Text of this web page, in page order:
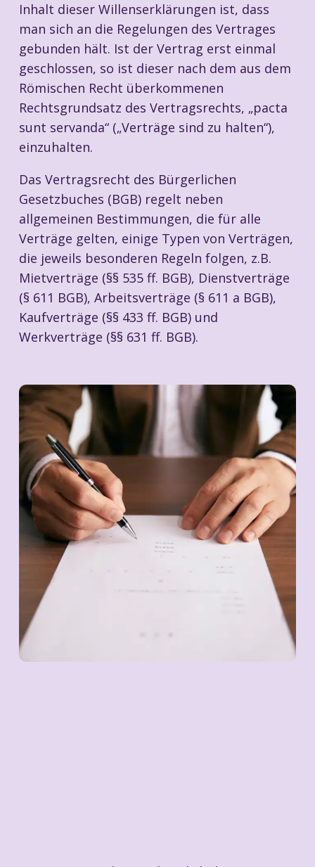
Inhalt dieser Willenserklärungen ist, dass
man sich an die Regelungen des Vertrages
gebunden hält. Ist der Vertrag erst einmal
geschlossen, so ist dieser nach dem aus dem
Römischen Recht überkommenen
Rechtsgrundsatz des Vertragsrechts, „pacta
sunt servanda“ („Verträge sind zu halten“),
einzuhalten.
Das Vertragsrecht des Bürgerlichen
Gesetzbuches (BGB) regelt neben
allgemeinen Bestimmungen, die für alle
Verträge gelten, einige Typen von Verträgen,
die jeweils besonderen Regeln folgen, z.B.
Mietverträge (§§ 535 ff. BGB), Dienstverträge
(§ 611 BGB), Arbeitsverträge (§ 611 a BGB),
Kaufverträge (§§ 433 ff. BGB) und
Werkverträge (§§ 631 ff. BGB).